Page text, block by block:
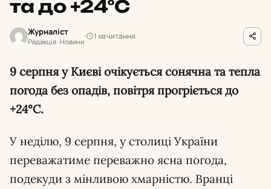
та до +24°С
Журналіст
Редакція · Новини
1 хв читання
9 серпня у Києві очікується сонячна та тепла
погода без опадів, повітря прогріється до
+24°С.
У неділю, 9 серпня, у столиці України
переважатиме переважно ясна погода,
подекуди з мінливою хмарністю. Вранці